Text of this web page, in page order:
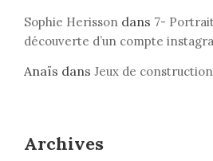
Sophie Herisson dans 7-
découverte d’un compte
Anaïs dans Jeux de
Archives